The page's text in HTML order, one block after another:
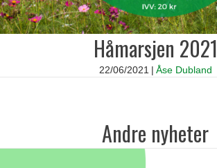
Håmarsjen 2021
22/06/2021 | Åse Dubland
Andre nyheter